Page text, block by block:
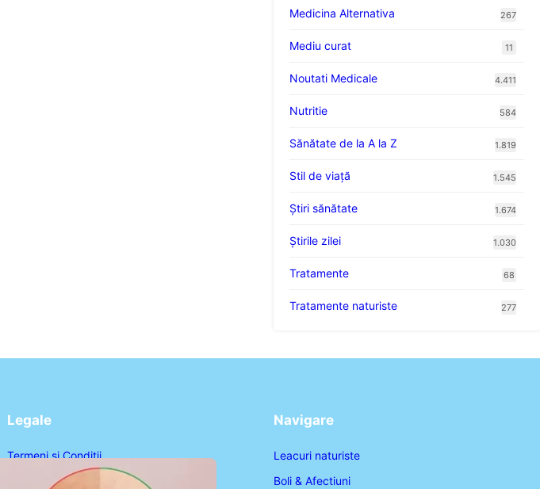
Medicina Alternativa 267
Mediu curat 11
Noutati Medicale 4.411
Nutritie 584
Sănătate de la A la Z 1.819
Stil de viaţă 1.545
Ştiri sănătate 1.674
Știrile zilei 1.030
Tratamente 68
Tratamente naturiste 277
Legale
Termeni și Condiții
Politica de Confidențialitate
Navigare
Leacuri naturiste
Boli & Afectiuni